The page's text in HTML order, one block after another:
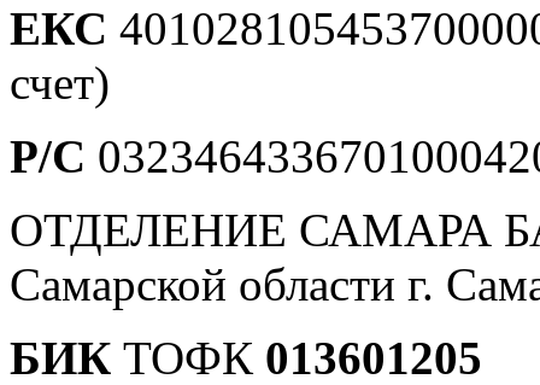
ЕКС
счет)
Р/С
ОТДЕЛЕНИЕ САМАРА
Самарской области г.
БИК ТОФК 013601205